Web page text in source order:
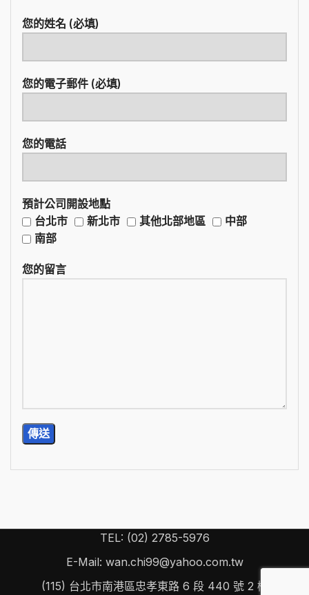
您的姓名 (必填)
您的電子郵件 (必填)
您的電話
預計公司開設地點
台北市
新北市 其他北部地區
中部
南部
您的留言
TEL: (02) 2785-5976
E-Mail: wan.chi99@yahoo.com.tw
(115) 台北市南港區忠孝東路 6 段 440 號 2 樓